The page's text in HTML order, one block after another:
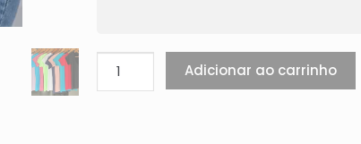
Adicionar ao carrinho